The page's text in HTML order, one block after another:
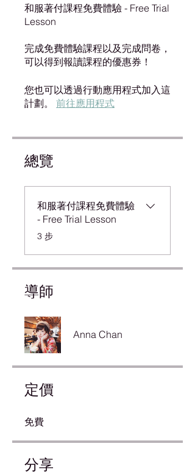
和服著付課程免費體驗 - Free Trial
Lesson
完成免費體驗課程以及完成問卷，
可以得到報讀課程的優惠券！
您也可以透過行動應用程式加入這
計劃。
前往應用程式
總覽
和服著付課程免費體驗
- Free Trial Lesson
.
3 步
導師
Anna Chan
定價
免費
分享